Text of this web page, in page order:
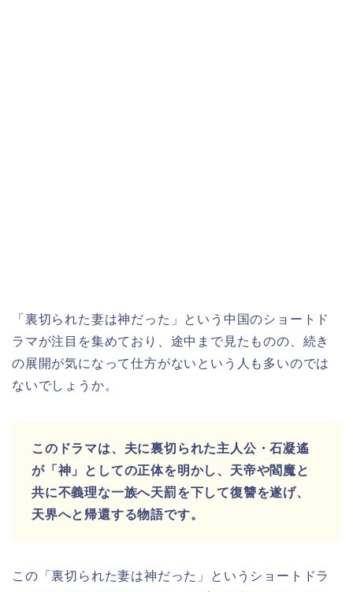
「裏切られた妻は神だった」という中国のショートド
ラマが注目を集めており、途中まで見たものの、続き
の展開が気になって仕方がないという人も多いのでは
ないでしょうか。
このドラマは、夫に裏切られた主人公・石凝遙
が「神」としての正体を明かし、天帝や閻魔と
共に不義理な一族へ天罰を下して復讐を遂げ、
天界へと帰還する物語です。
この「裏切られた妻は神だった」
というショートドラ